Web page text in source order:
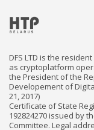
DFS LTD is the
as cryptoplatform
the President of the
Developement of
21, 2017)
Certificate of State
192824270 issued by
Committee. Legal